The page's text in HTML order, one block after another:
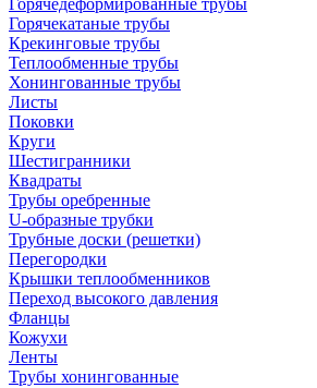
Горячедеформированные трубы
Горячекатаные трубы
Крекинговые трубы
Теплообменные трубы
Хонингованные трубы
Листы
Поковки
Круги
Шестигранники
Квадраты
Трубы оребренные
U-образные трубки
Трубные доски (решетки)
Перегородки
Крышки теплообменников
Переход высокого давления
Фланцы
Кожухи
Ленты
Трубы хонингованные